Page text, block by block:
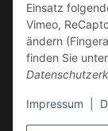
Einsatz
Vimeo,
ändern
finden Sie unter
Impressum
Montag-